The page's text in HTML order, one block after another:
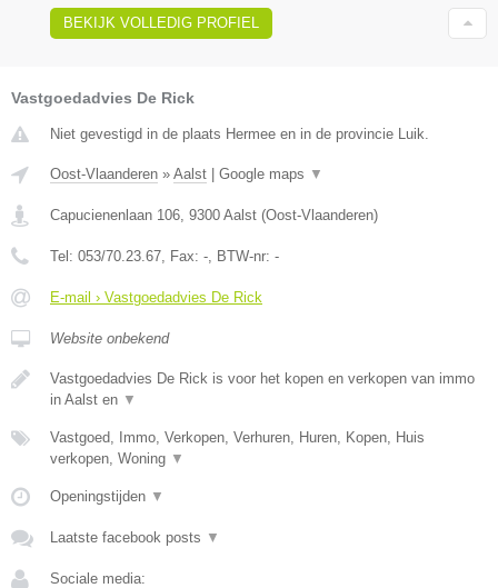
BEKIJK VOLLEDIG PROFIEL
Vastgoedadvies De Rick
Niet gevestigd in de plaats Hermee en in de provincie Luik.
Oost-Vlaanderen » Aalst Google maps ▼
Capucienenlaan 106 9300 Aalst (Oost-Vlaanderen)
Tel: 053/70.23.67 , Fax: - , BTW-nr: -
E-mail › Vastgoedadvies De Rick
Website onbekend
Vastgoedadvies De Rick is voor het kopen en verkopen van immo
in Aalst en ▼
Vastgoed, Immo, Verkopen, Verhuren, Huren, Kopen, Huis
verkopen, Woning ▼
Openingstijden ▼
Laatste facebook posts ▼
Sociale media: